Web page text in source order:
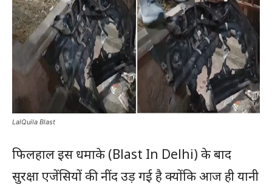
LalQuila Blast
फिलहाल इस धमाके (Blast In Delhi) के बाद
सुरक्षा एजेंसियों की नींद उड़ गई है क्योंकि आज ही यानी